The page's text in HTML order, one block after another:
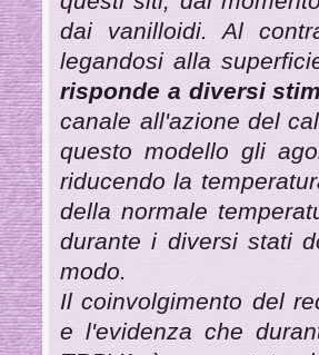
dai vanilloidi. Al
legandosi alla
risponde a diversi
canale all'azione del
questo modello gli
riducendo la
della normale
durante i diversi stati
modo.
Il coinvolgimento del
e l'evidenza che